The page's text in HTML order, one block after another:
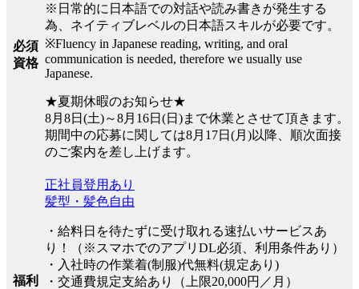
必須
資格
※日常的に日本語での対話や読み書きが発生する
為、ネイティブレベルの日本語スキルが必要です。
※Fluency in Japanese reading, writing, and oral
communication is needed, therefore we usually use
Japanese.
★夏期休暇のお知らせ★
8月8日(土)～8月16日(日)まで休業とさせて頂きます。
期間中の応募に関しては8月17日(月)以降、順次面接
のご案内を差し上げます。
福利
正社員登用あり
髪型・髪色自由
・給料日を待たずに受け取れる速払いサービスあ
り！（※スマホでのアプリDL必須、利用条件あり）
・入社時の作業着(制服)代無料(規定あり)
・交通費規定支給あり（上限20,000円／月）